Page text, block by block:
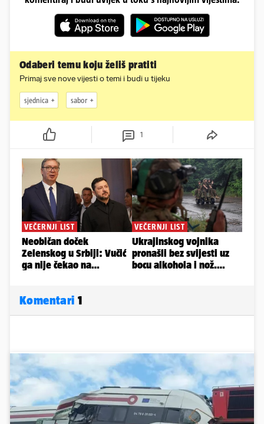
Odaberi temu koju želiš pratiti
Primaj sve nove vijesti o temi i budi u tijeku
sjednica sabor
1
Komentari 1